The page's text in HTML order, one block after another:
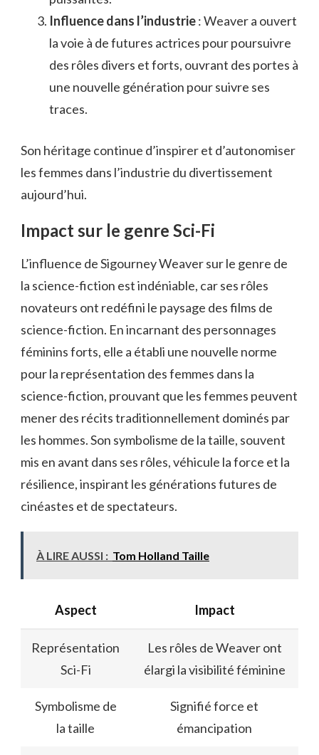
Influence dans l’industrie: Weaver a ouvert
la voie à de futures actrices pour poursuivre
des rôles divers et forts, ouvrant des portes à
une nouvelle génération pour suivre ses
traces.
Son héritage continue d’inspirer et d’autonomiser
les femmes dans l’industrie du divertissement
aujourd’hui.
Impact sur le genre Sci-Fi
L’influence de Sigourney Weaver sur le genre de
la science-fiction est indéniable, car ses rôles
novateurs ont redéfini le paysage des films de
science-fiction. En incarnant des personnages
féminins forts, elle a établi une nouvelle norme
pour la représentation des femmes dans la
science-fiction, prouvant que les femmes peuvent
mener des récits traditionnellement dominés par
les hommes. Son symbolisme de la taille, souvent
mis en avant dans ses rôles, véhicule la force et la
résilience, inspirant les générations futures de
cinéastes et de spectateurs.
À LIRE AUSSI : Tom Holland Taille
Aspect Impact
Représentation
Sci-Fi
Les rôles de Weaver ont
élargi la visibilité féminine
Symbolisme de
la taille
Signifié force et
émancipation